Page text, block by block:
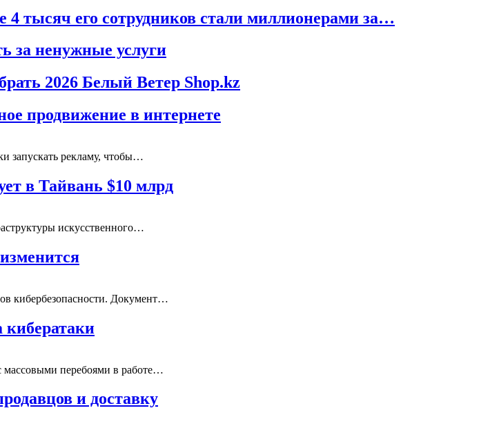
тысяч его сотрудников стали миллионерами за…
за ненужные услуги
2026 Белый Ветер Shop.kz
продвижение в интернете
запускать рекламу, чтобы…
в Тайвань $10 млрд
искусственного…
кибербезопасности. Документ…
массовыми перебоями в работе…
и доставку